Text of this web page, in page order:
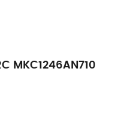
MKC1246AN710